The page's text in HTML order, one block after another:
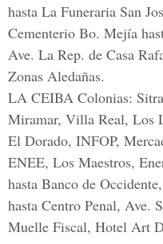
hasta La Funeraria San
Cementerio Bo. Mejía
Ave. La Rep. de Casa
Zonas Aledañas.
LA CEIBA Colonias:
Miramar, Villa Real, Los
El Dorado, INFOP,
ENEE, Los Maestros,
hasta Banco de
hasta Centro Penal, Ave.
Muelle Fiscal, Hotel Art